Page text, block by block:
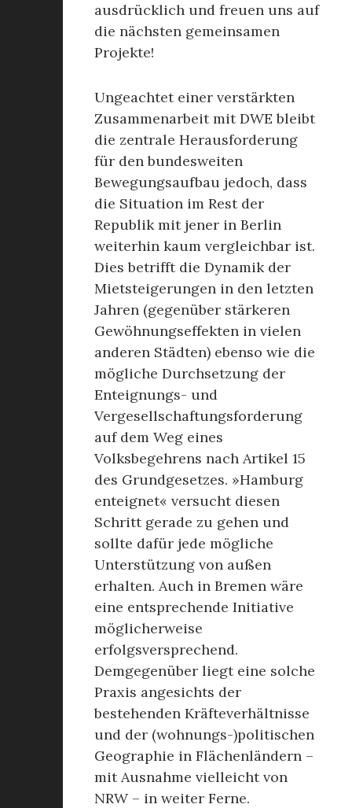
ausdrücklich und freuen uns auf
die nächsten gemeinsamen
Projekte!
Ungeachtet einer verstärkten
Zusammenarbeit mit DWE bleibt
die zentrale Herausforderung
für den bundesweiten
Bewegungsaufbau jedoch, dass
die Situation im Rest der
Republik mit jener in Berlin
weiterhin kaum vergleichbar ist.
Dies betrifft die Dynamik der
Mietsteigerungen in den letzten
Jahren (gegenüber stärkeren
Gewöhnungseffekten in vielen
anderen Städten) ebenso wie die
mögliche Durchsetzung der
Enteignungs- und
Vergesellschaftungsforderung
auf dem Weg eines
Volksbegehrens nach Artikel 15
des Grundgesetzes. »Hamburg
enteignet« versucht diesen
Schritt gerade zu gehen und
sollte dafür jede mögliche
Unterstützung von außen
erhalten. Auch in Bremen wäre
eine entsprechende Initiative
möglicherweise
erfolgsversprechend.
Demgegenüber liegt eine solche
Praxis angesichts der
bestehenden Kräfteverhältnisse
und der (wohnungs-)politischen
Geographie in Flächenländern –
mit Ausnahme vielleicht von
NRW – in weiter Ferne.